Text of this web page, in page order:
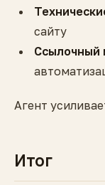
сайту
Ссылочный
Агент
Итог